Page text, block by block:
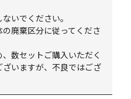
いでください。
廃棄区分に従ってくださ
数セットご購入いただく
いますが、不良ではござ